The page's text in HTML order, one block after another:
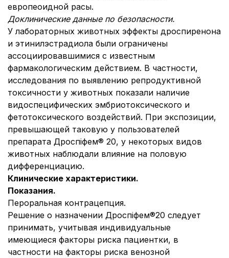
европеоидной расы.
Доклинические данные по безопасности.
У лабораторных животных эффекты дроспиренона
и этинилэстрадиола были ограничены
ассоциировавшимися с известным
фармакологическим действием. В частности,
исследования по выявлению репродуктивной
токсичности у животных показали наличие
видоспецифических эмбриотоксического и
фетотоксического воздействий. При экспозиции,
превышающей таковую у пользователей
препарата Дроспіфем® 20, у некоторых видов
животных наблюдали влияние на половую
дифференциацию.
Клинические характеристики.
Показания.
Пероральная контрацепция.
Решение о назначении Дроспіфем®20 следует
принимать, учитывая индивидуальные
имеющиеся факторы риска пациентки, в
частности на факторы риска венозной